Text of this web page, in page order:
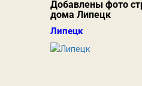
Добавлены фото
дома Липецк
Липецк